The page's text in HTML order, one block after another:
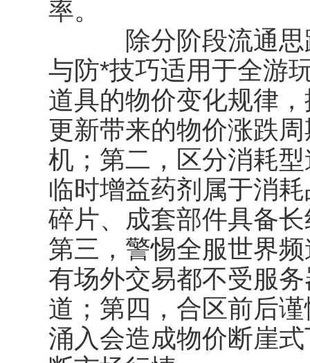
率。
除分阶段流通思路
与防*技巧适用于全游
道具的物价变化规律
更新带来的物价涨跌
机；第二，区分消耗
临时增益药剂属于消
碎片、成套部件具备
第三，警惕全服世界
有场外交易都不受服
道；第四，合区前后
涌入会造成物价断崖